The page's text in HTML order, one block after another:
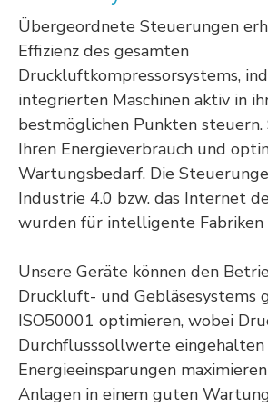
Übergeordnete Steuerungen
Effizienz des gesamten
Druckluftkompressorsystems,
integrierten Maschinen aktiv in
bestmöglichen Punkten steuern.
Ihren Energieverbrauch und
Wartungsbedarf. Die
Industrie 4.0 bzw. das Internet
wurden für intelligente
Unsere Geräte können den
Druckluft- und Gebläsesystems
ISO50001 optimieren, wobei
Durchflusssollwerte eingehalten
Energieeinsparungen
Anlagen in einem guten